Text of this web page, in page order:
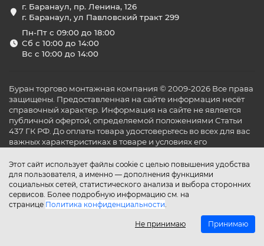
Функциональные особенности и
технологии
Продукция Belluna оснащена передовыми
технологиями, такими как инверторное управление,
обеспечивают не только высокую эффективность
работы, но и долговечность оборудования.
Преимущества покупки в
интернет-магазине «Буран
Климат»
Выбирая «Буран Климат» в Барнауле, вы получаете:
Широкий ассортимент— разнообразие
моделей для любых нужд.
Качественная установка— профессиональный
— оперативная доставка по Барнаулу и
Этот сайт использует файлы cookie с целью повышения удобства
для пользователя, а именно — дополнения функциями
социальных сетей, статистического анализа и выбора сторонних
сервисов. Более подробную информацию см. на
странице Политика конфиденциальности.
Не принимаю Принимаю
г. Баранаул, пр. Ленина, 126
г. Баранаул, ул Павловский тракт 299
Пн-Пт с 09:00 до 18:00
Сб с 10:00 до 14:00
Вс с 10:00 до 14:00
Буран торгово монтажная компания © 2009-2026 Все права
защищены. Предоставленная на сайте информация несёт
справочный характер. Информация на сайте не является
публичной офертой, определяемой положениями Статьи
437 ГК РФ. До оплаты товара удостоверьтесь во всех для вас
важных характеристиках в товаре и условиях его